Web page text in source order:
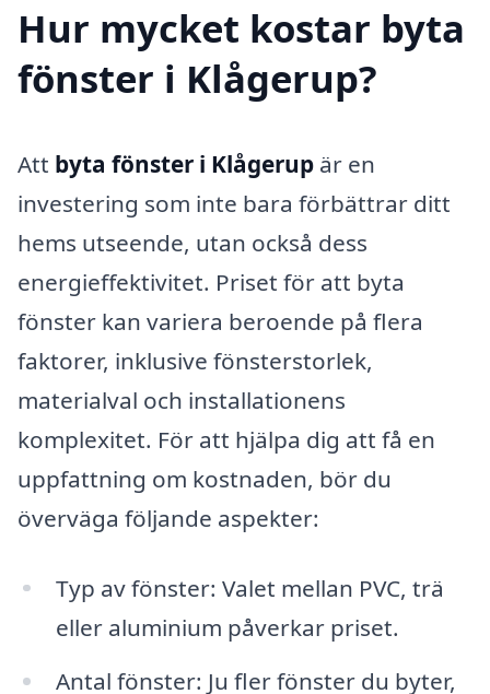
Hur mycket kostar byta
fönster i Klågerup?
Att byta fönster i Klågerup är en
investering som inte bara förbättrar ditt
hems utseende, utan också dess
energieffektivitet. Priset för att byta
fönster kan variera beroende på flera
faktorer, inklusive fönsterstorlek,
materialval och installationens
komplexitet. För att hjälpa dig att få en
uppfattning om kostnaden, bör du
överväga följande aspekter:
Typ av fönster: Valet mellan PVC, trä
eller aluminium påverkar priset.
Antal fönster: Ju fler fönster du byter,